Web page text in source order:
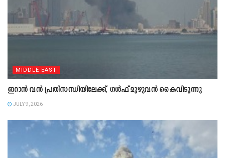
MIDDLE EAST
ഇറാൻ വൻ പ്രതിസന്ധിയിലേക്ക്, ഗൾഫ് മുഴുവൻ കൈവിടുന്നു
JULY 9, 2026